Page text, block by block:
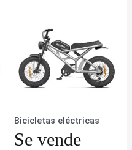
Bicicletas eléctricas
Se vende